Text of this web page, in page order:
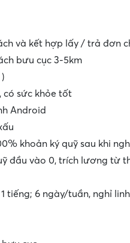
và kết hợp lấy / trả đơn
bưu cục 3-5km
có sức khỏe tốt
Android
khoản ký quỹ sau khi
đầu vào 0, trích lương từ
tiếng; 6 ngày/tuần, nghỉ